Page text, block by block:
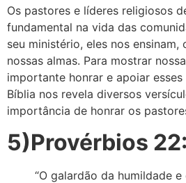
Os pastores e líderes religiosos
fundamental na vida das
seu ministério, eles nos
nossas almas. Para mostrar
importante honrar e apoiar
Bíblia nos revela diversos
importância de honrar os
5)Provérbios
“O galardão da humildade